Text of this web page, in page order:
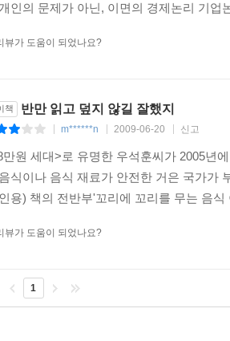
에 이어지는 부록에는 우리나라 지역별
론 음식과 밀접한 연관을 가지고 있다. 이
인의 문제가 아닌, 이면의 경제논리 기
뷰가 도움이 되었나요?
책 반만 읽고 덮지 않길 잘했지
m******n 2009-06-20 신고
만원 세대>로 유명한 우석훈씨가 2005년
식이나 음식 재료가 안전한 거은 국가가
용) 책의 전반부'꼬리에 꼬리를 무는 음
뷰가 도움이 되었나요?
1